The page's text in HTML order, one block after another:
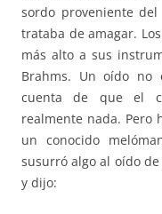
sordo proveniente
trataba de amagar.
más alto a sus
Brahms. Un oído no
cuenta de que el
realmente nada. Pero
un conocido
susurró algo al oído
y dijo: